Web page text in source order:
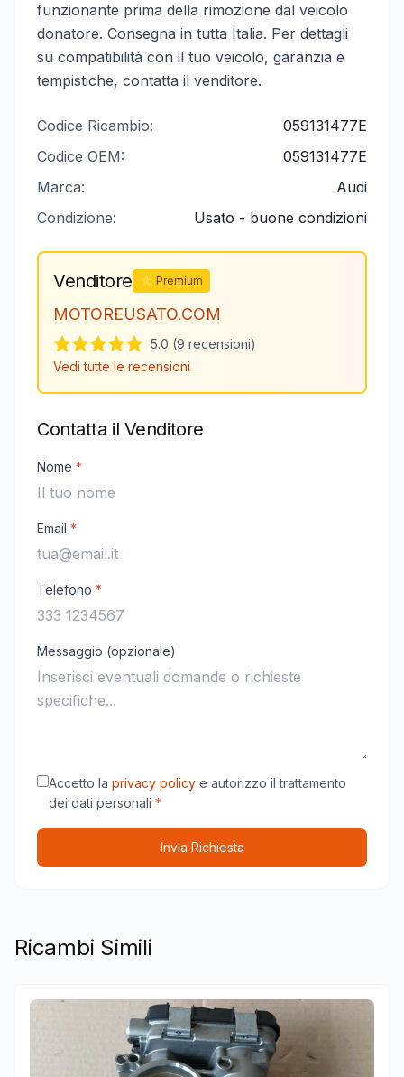
funzionante prima della rimozione dal veicolo
donatore. Consegna in tutta Italia. Per dettagli
su compatibilità con il tuo veicolo, garanzia e
tempistiche, contatta il venditore.
Codice Ricambio:
059131477E
Codice OEM:
059131477E
Marca:
Audi
Condizione:
Usato - buone condizioni
Venditore ⭐ Premium
MOTOREUSATO.COM
5.0 (9 recensioni)
Vedi tutte le recensioni
Contatta il Venditore
Nome *
Email *
Telefono *
Messaggio (opzionale)
Accetto la privacy policy e autorizzo il trattamento
dei dati personali *
Invia Richiesta
Ricambi Simili